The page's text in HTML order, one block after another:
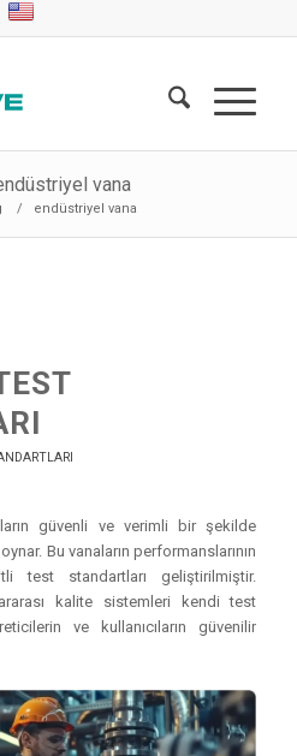
vana
/ endüstriyel vana
güvenli ve verimli bir şekilde
Bu vanaların performanslarının
test standartları geliştirilmiştir.
kalite sistemleri kendi test
ve kullanıcıların güvenilir